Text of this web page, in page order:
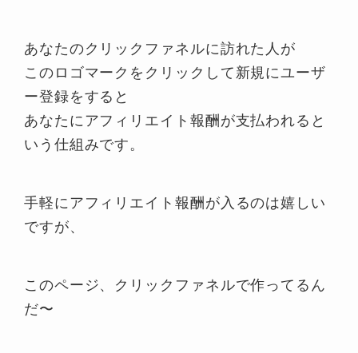
あなたのクリックファネルに訪れた人が
このロゴマークをクリックして新規にユーザ
ー登録をすると
あなたにアフィリエイト報酬が支払われると
いう仕組みです。
手軽にアフィリエイト報酬が入るのは嬉しい
ですが、
このページ、クリックファネルで作ってるん
だ〜